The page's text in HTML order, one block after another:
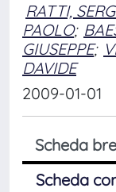
RATTI,
PAOLO;
GIUSEPPE;
DAVIDE
2009-01-01
Scheda
Scheda